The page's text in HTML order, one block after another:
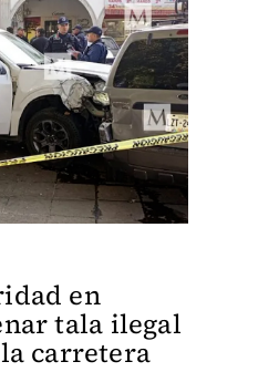
en
tala ilegal
carretera